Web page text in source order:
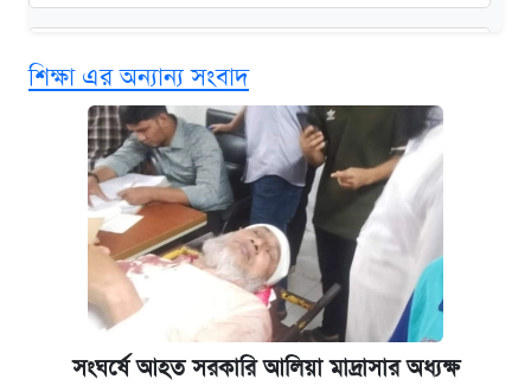
ভাতা
ঢাবির সূর্যসেন হলে সমকামিতার অভিযোগে দুইজন
আটক
দেশের বাজারে ফের বেড়েছে সোনার দাম
‘গুলশানের চামেলি’ তে যৌনকর্মীর দালাল অ্যাডলফ
শিক্ষা এর অন্যান্য সংবাদ
সংঘর্ষে আহত সরকারি আলিয়া মাদ্রাসার অধ্যক্ষ